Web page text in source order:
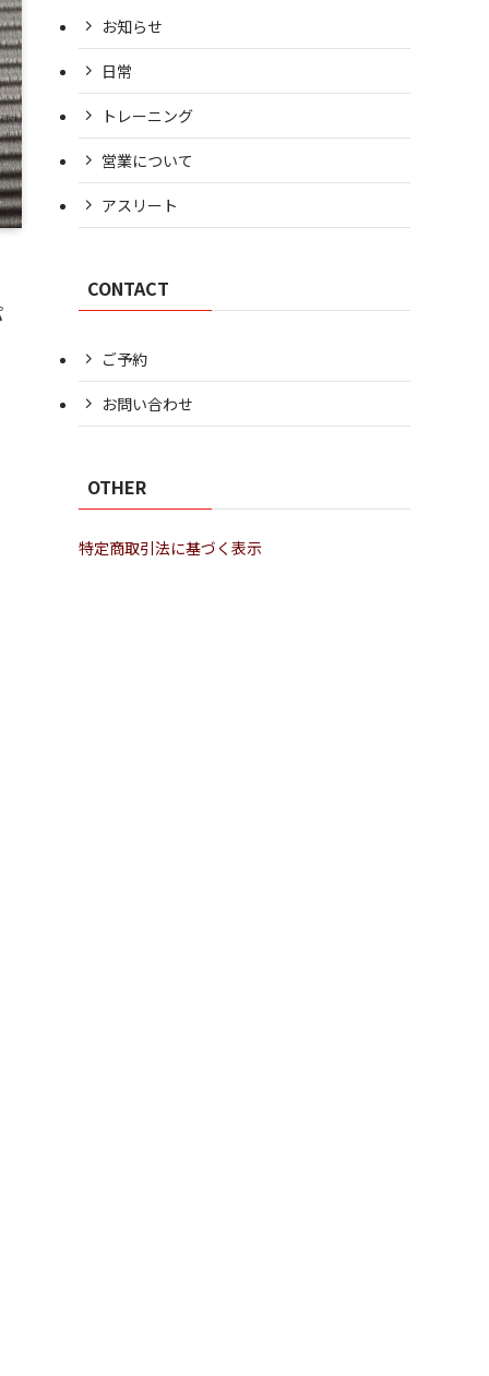
お知らせ
日常
トレーニング
営業について
アスリート
CONTACT
ご予約
お問い合わせ
OTHER
特定商取引法に基づく表示